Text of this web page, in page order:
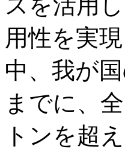
用性を実
中、我が
までに、
トンを超